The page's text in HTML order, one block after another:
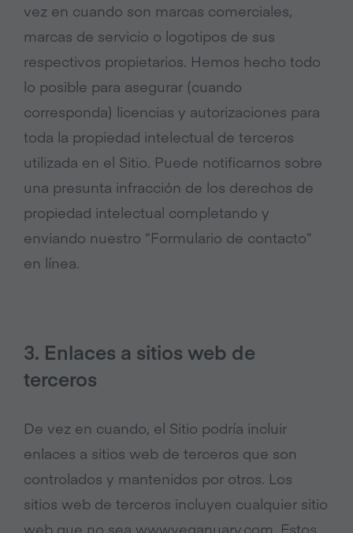
vez en cuando son marcas comerciales,
marcas de servicio o logotipos de sus
respectivos propietarios. Hemos hecho todo
lo posible para asegurar (cuando
corresponda) licencias y autorizaciones para
toda la propiedad intelectual de terceros
utilizada en el Sitio. Puede notificarnos sobre
una presunta infracción de los derechos de
propiedad intelectual completando y
enviando nuestro “Formulario de contacto”
en línea.
3. Enlaces a sitios web de
terceros
De vez en cuando, el Sitio podría incluir
enlaces a sitios web de terceros que son
controlados y mantenidos por otros. Los
sitios web de terceros incluyen cualquier sitio
web que no sea www.veganuary.com. Estos